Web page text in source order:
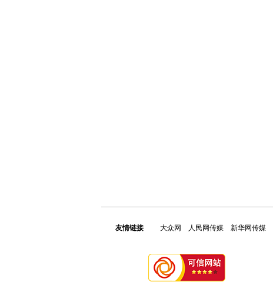
友情链接 大众网 人民网传媒 新华网传媒